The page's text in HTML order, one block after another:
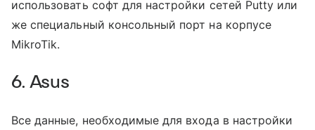
использовать софт для настройки сетей Putty или
же специальный консольный порт на корпусе
MikroTik.
6. Asus
Все данные, необходимые для входа в настройки